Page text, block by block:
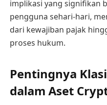
implikasi yang signifikan
pengguna sehari-hari,
dari kewajiban pajak
proses hukum.
Pentingnya
dalam Aset